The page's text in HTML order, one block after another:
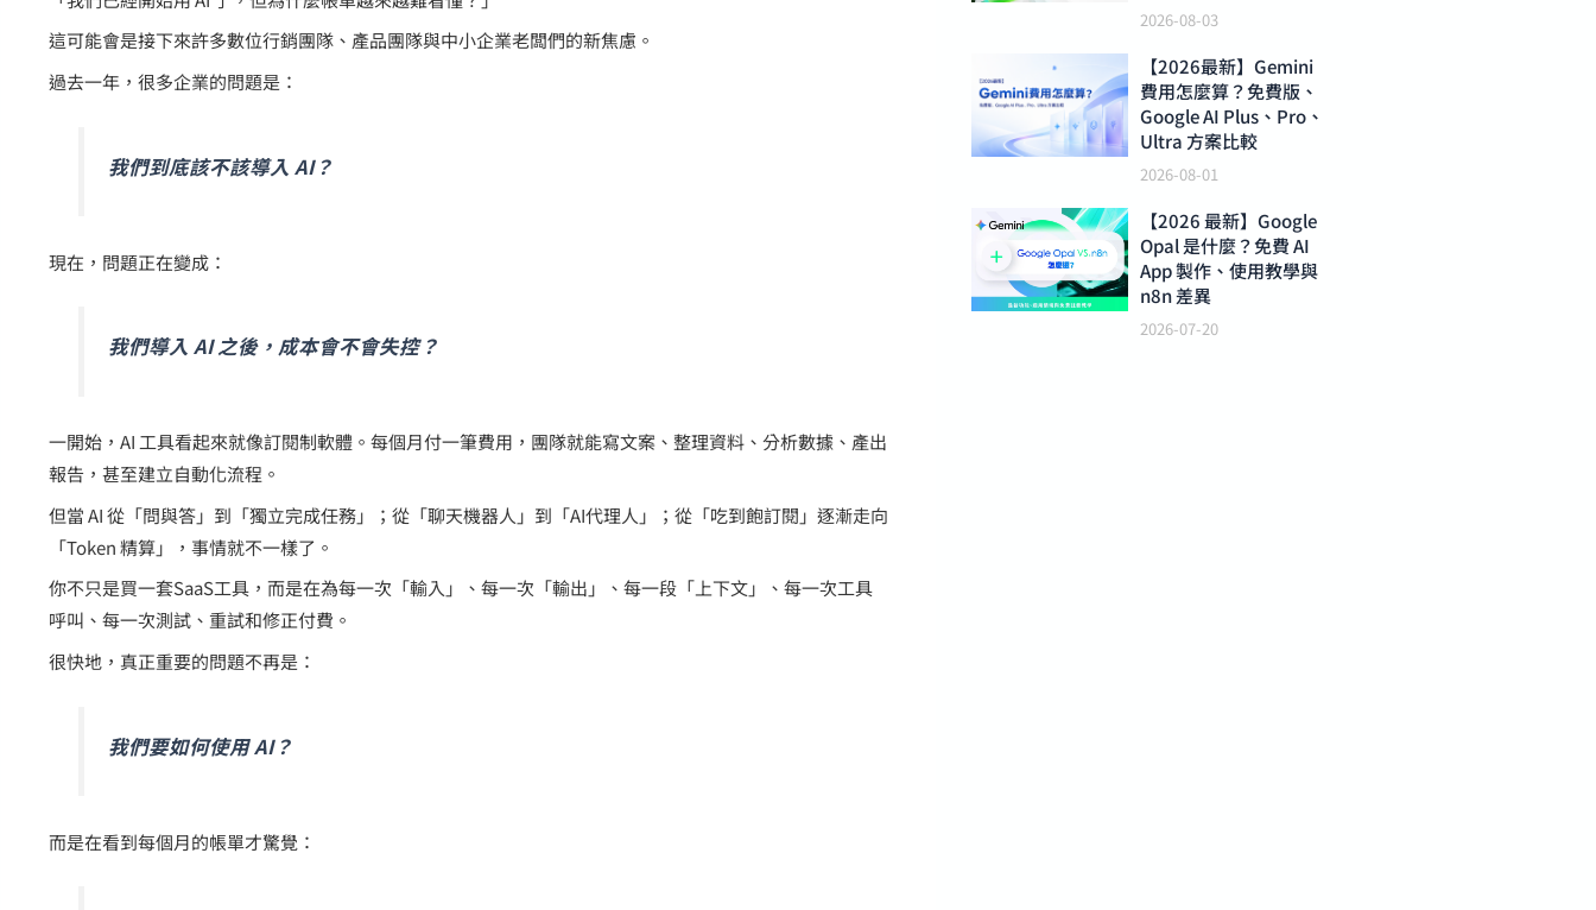
這可能會是接下來許多數位行銷團隊、產品團隊與中小企業老闆們的新焦慮。
過去一年，很多企業的問題是：
我們到底該不該導入 AI？
現在，問題正在變成：
我們導入 AI 之後，成本會不會失控？
一開始，AI 工具看起來就像訂閱制軟體。每個月付一筆費用，團隊就能寫文案、整理資料、分析數據、產出
報告，甚至建立自動化流程。
但當 AI 從「問與答」到「獨立完成任務」；從「聊天機器人」到「AI代理人」；從「吃到飽訂閱」逐漸走向
「Token 精算」，事情就不一樣了。
你不只是買一套SaaS工具，而是在為每一次「輸入」、每一次「輸出」、每一段「上下文」、每一次工具
呼叫、每一次測試、重試和修正付費。
很快地，真正重要的問題不再是：
我們要如何使用 AI？
而是在看到每個月的帳單才驚覺：
2026-08-03
【2026最新】Gemini
費用怎麼算？免費版、
Google AI Plus、Pro、
Ultra 方案比較
2026-08-01
【2026 最新】Google
Opal 是什麼？免費 AI
App 製作、使用教學與
n8n 差異
2026-07-20